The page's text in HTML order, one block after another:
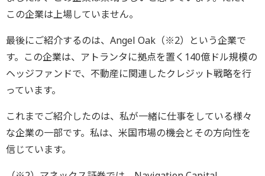
この企業は上場していません。
最後にご紹介するのは、Angel Oak（※2）という企業で
す。この企業は、アトランタに拠点を置く140億ドル規模の
ヘッジファンドで、不動産に関連したクレジット戦略を行
っています。
これまでご紹介したのは、私が一緒に仕事をしている様々
な企業の一部です。私は、米国市場の機会とその方向性を
信じています。